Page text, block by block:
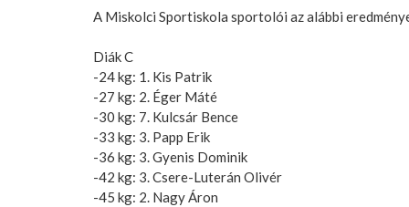
A Miskolci Sportiskola sportolói az alábbi
Diák C
-24 kg: 1. Kis Patrik
-27 kg: 2. Éger Máté
-30 kg: 7. Kulcsár Bence
-33 kg: 3. Papp Erik
-36 kg: 3. Gyenis Dominik
-42 kg: 3. Csere-Luterán Olivér
-45 kg: 2. Nagy Áron